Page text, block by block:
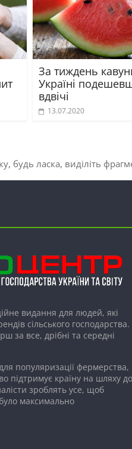
За тиждень
Україні
вдвічі
13.07.2020
ласка, виділіть
видання для людей, які
сільського
за все, дрібні та середні
популяризації фермерства,
підтримує країну на шляху до
зроблять усе, щоб
максимально